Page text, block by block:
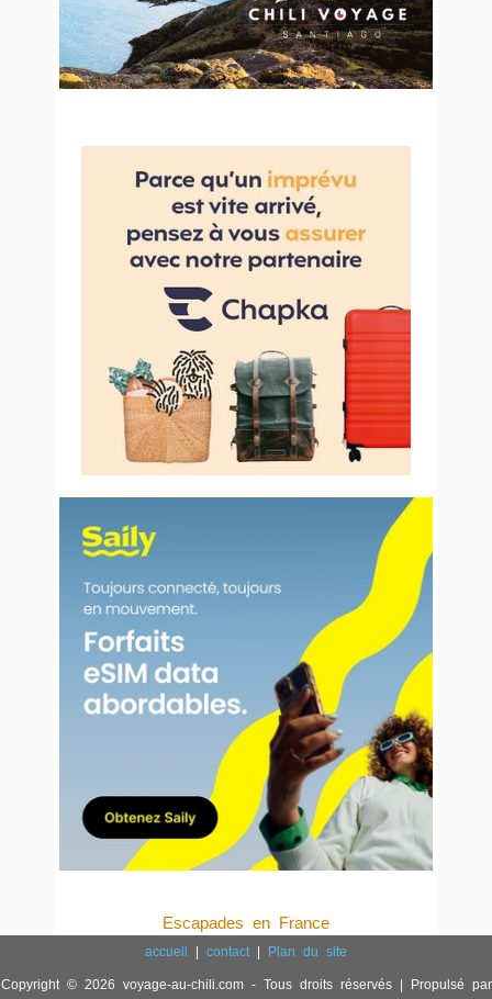
Escapades en France
accueil | contact | Plan du site
Copyright © 2026 voyage-au-chili.com - Tous droits réservés | Propulsé par